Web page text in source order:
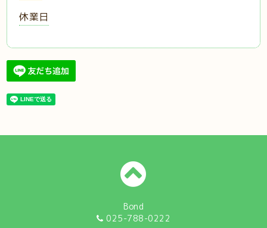
休業日
Bond
025-788-0222